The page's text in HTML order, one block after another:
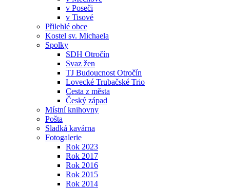
v Poseči
v Tisové
Přilehlé obce
Kostel sv. Michaela
Spolky
SDH Otročín
Svaz žen
TJ Budoucnost Otročín
Lovecké Trubačské Trio
Cesta z města
Český západ
Místní knihovny
Pošta
Sladká kavárna
Fotogalerie
Rok 2023
Rok 2017
Rok 2016
Rok 2015
Rok 2014